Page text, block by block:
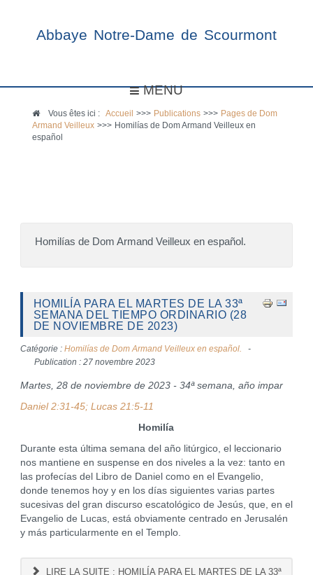
Abbaye Notre-Dame de Scourmont
MENU
Vous êtes ici :Accueil >>> Publications >>> Pages de Dom
Armand Veilleux >>> Homilías de Dom Armand Veilleux en
español
Homilías de Dom Armand Veilleux en español.
HOMILÍA PARA EL MARTES DE LA 33ª
SEMANA DEL TIEMPO ORDINARIO (28
DE NOVIEMBRE DE 2023)
Catégorie : Homilías de Dom Armand Veilleux en español.
Publication : 27 novembre 2023
Martes, 28 de noviembre de 2023 - 34ª semana, año impar
Daniel 2:31-45; Lucas 21:5-11
Homilía
Durante esta última semana del año litúrgico, el leccionario
nos mantiene en suspense en dos niveles a la vez: tanto en
las profecías del Libro de Daniel como en el Evangelio,
donde tenemos hoy y en los días siguientes varias partes
sucesivas del gran discurso escatológico de Jesús, que, en el
Evangelio de Lucas, está obviamente centrado en Jerusalén
y más particularmente en el Templo.
LIRE LA SUITE : HOMILÍA PARA EL MARTES DE LA 33ª